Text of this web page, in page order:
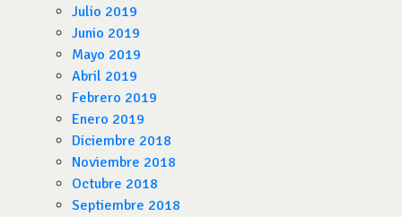
Julio 2019
Junio 2019
Mayo 2019
Abril 2019
Febrero 2019
Enero 2019
Diciembre 2018
Noviembre 2018
Octubre 2018
Septiembre 2018